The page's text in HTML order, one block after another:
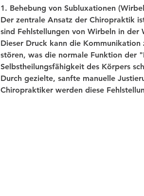
1. Behebung von Subluxationen
Der zentrale Ansatz der Chiropraktik
sind Fehlstellungen von Wirbeln in
Dieser Druck kann die
stören, was die normale Funktion der
Selbstheilungsfähigkeit des Körpers
Durch gezielte, sanfte manuelle
Chiropraktiker werden diese